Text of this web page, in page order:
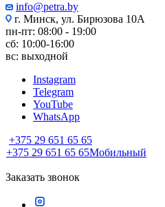
info@petra.by
г. Минск, ул. Бирюзова 10А
пн-пт: 08:00 - 19:00
сб: 10:00-16:00
вс: выходной
Instagram
Telegram
YouTube
WhatsApp
+375 29 651 65 65
+375 29 651 65 65Мобильный
Заказать звонок